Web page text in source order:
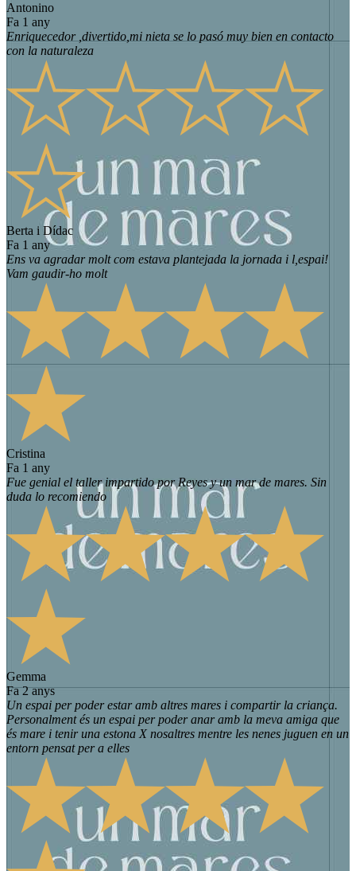
Antonino
fa 1 any
Enriquecedor ,divertido,mi nieta se lo pasó muy bien en contacto
con la naturaleza
Berta i Dídac
fa 1 any
Ens va agradar molt com estava plantejada la jornada i l,espai!
Vam gaudir-ho molt
Cristina
fa 1 any
Fue genial el taller impartido por Reyes y un mar de mares. Sin
duda lo recomiendo
Gemma
fa 2 anys
Un espai per poder estar amb altres mares i compartir la criança.
Personalment és un espai per poder anar amb la meva amiga que
és mare i tenir una estona X nosaltres mentre les nenes juguen en un
entorn pensat per a elles